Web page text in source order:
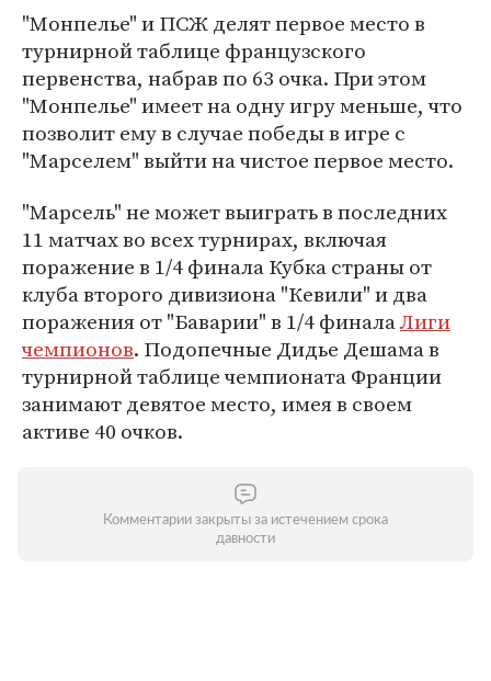
"Монпелье" и ПСЖ делят первое место в
турнирной таблице французского
первенства, набрав по 63 очка. При этом
"Монпелье" имеет на одну игру меньше, что
позволит ему в случае победы в игре с
"Марселем" выйти на чистое первое место.
"Марсель" не может выиграть в последних
11 матчах во всех турнирах, включая
поражение в 1/4 финала Кубка страны от
клуба второго дивизиона "Кевили" и два
поражения от "Баварии" в 1/4 финалаЛиги
чемпионов. Подопечные Дидье Дешама в
турнирной таблице чемпионата Франции
занимают девятое место, имея в своем
активе 40 очков.
Комментарии закрыты за истечением срока
давности